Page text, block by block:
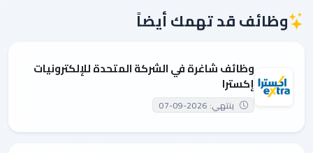
وظائف قد تهمك أيضاً
وظائف شاغرة في الشركة المتحدة للإلكترونيات
إكسترا
ينتهي: 2026-09-07